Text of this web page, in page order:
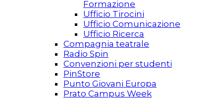
Formazione
Ufficio Tirocini
Ufficio Comunicazione
Ufficio Ricerca
Compagnia teatrale
Radio Spin
Convenzioni per studenti
PinStore
Punto Giovani Europa
Prato Campus Week